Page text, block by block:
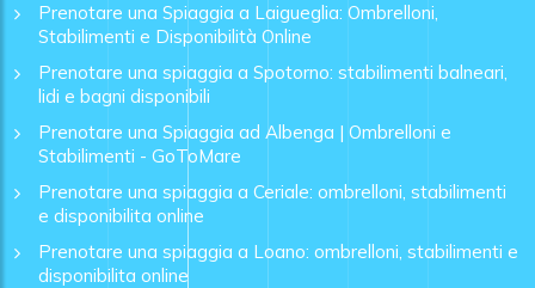
Prenotare una Spiaggia a Laigueglia: Ombrelloni,
Stabilimenti e Disponibilità Online
Prenotare una spiaggia a Spotorno: stabilimenti balneari,
lidi e bagni disponibili
Prenotare una Spiaggia ad Albenga | Ombrelloni e
Stabilimenti - GoToMare
Prenotare una spiaggia a Ceriale: ombrelloni, stabilimenti
e disponibilita online
Prenotare una spiaggia a Loano: ombrelloni, stabilimenti e
disponibilita online